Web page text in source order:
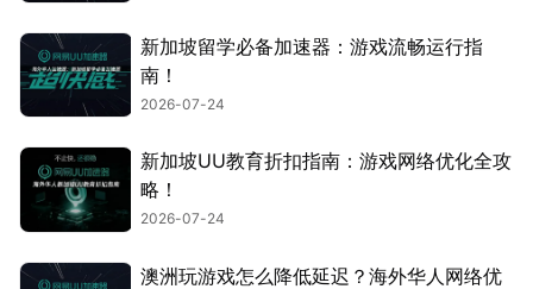
新加坡留学必备加速器：游戏流畅运行指
南！
2026-07-24
新加坡UU教育折扣指南：游戏网络优化全攻
略！
2026-07-24
澳洲玩游戏怎么降低延迟？海外华人网络优